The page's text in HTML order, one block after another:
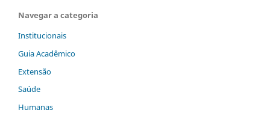
Navegar a categoria
Institucionais
Guia Acadêmico
Extensão
Saúde
Humanas